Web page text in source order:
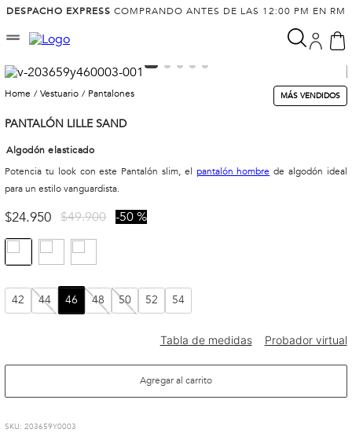
DESPACHO EXPRESS COMPRANDO ANTES DE LAS 12:00 PM EN RM
vestuario pantalones MÁS VENDIDOS
PANTALÓN LILLE SAND
Algodón elasticado
Potencia tu look con este Pantalón slim, el pantalón hombre de algodón ideal
para un estilo vanguardista.
$24.950 $49.900 50 %
42 44 46 48 50 52 54
Agregar al carrito
:203659Y0003